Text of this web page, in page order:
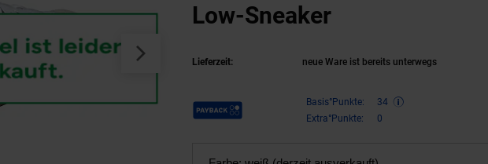
Low-Sneaker
Lieferzeit: neue Ware ist bereits unterwegs
Payback Punkte Basis°Punkte:
34
Extra°Punkte:
0